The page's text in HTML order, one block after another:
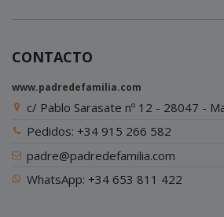
CONTACTO
www.padredefamilia.com
c/ Pablo Sarasate nº 12 - 28047 -
Pedidos: +34 915 266 582
padre@padredefamilia.com
WhatsApp: +34 653 811 422